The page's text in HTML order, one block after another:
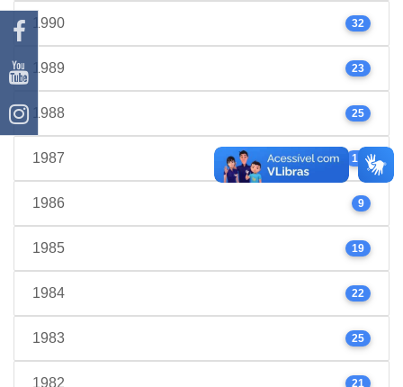
1990 32
1989 23
1988 25
1987 17
1986 9
1985 19
1984 22
1983 25
1982 21